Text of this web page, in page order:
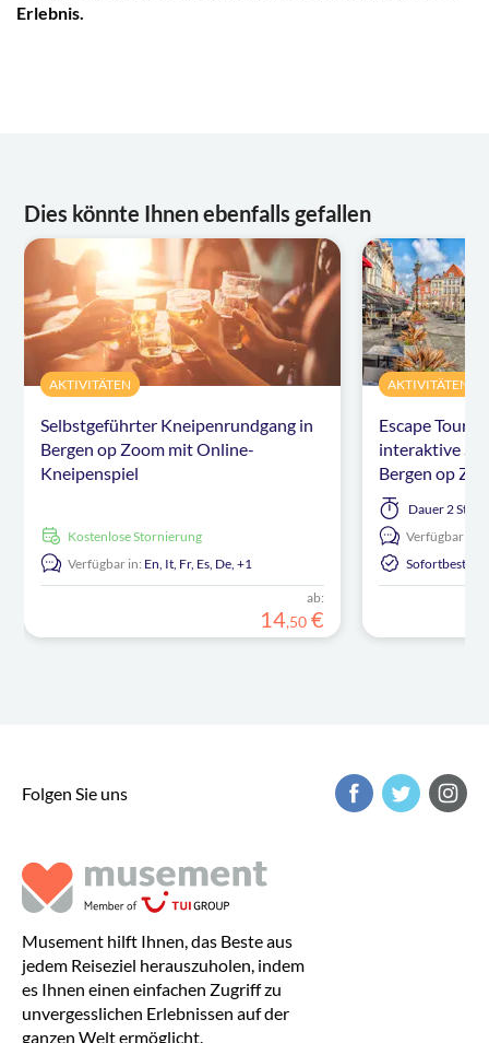
Erlebnis.
Dies könnte Ihnen ebenfalls gefallen
AKTIVITÄTEN
Selbstgeführter Kneipenrundgang in
Bergen op Zoom mit Online-
Kneipenspiel
kostenlose Stornierung
Verfügbar in: En, It, Fr, Es, De,+1
ab:
14,50 €
AKTIVITÄTEN
Escape Tour
interaktive
Bergen op
Dauer 2
Verfügbar in:
Folgen Sie uns
Musement hilft Ihnen, das Beste aus
jedem Reiseziel herauszuholen, indem
es Ihnen einen einfachen Zugriff zu
unvergesslichen Erlebnissen auf der
ganzen Welt ermöglicht.